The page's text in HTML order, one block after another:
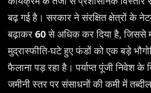
बढ़ गई है। सरकार ने संरक्षित क्षेत्रों के
बढ़ाकर60से अधिक कर दिया है, जिससे
मुद्रास्फीति-घटे हुए फंडों को एक बड़े
फैलाना पड़ रहा है। पर्याप्त पूंजी निवेश के
जमीनी स्तर पर संसाधनों की कमी में